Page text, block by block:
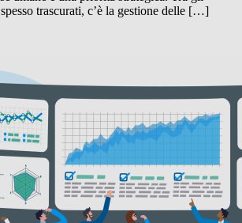
trascurati, c’è la gestione delle […]